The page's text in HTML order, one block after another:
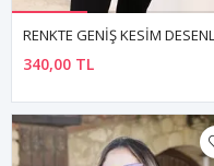
340,00 TL